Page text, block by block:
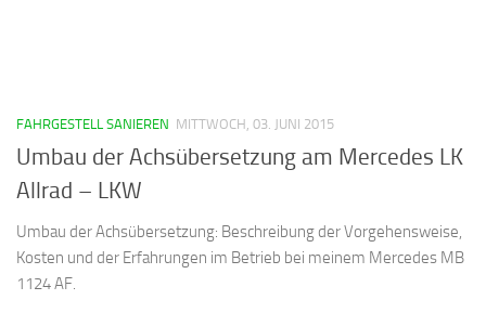
FAHRGESTELL SANIEREN MITTWOCH, 03. JUNI 2015
Umbau der Achsübersetzung am Mercedes LK
Allrad – LKW
Umbau der Achsübersetzung: Beschreibung der Vorgehensweise,
Kosten und der Erfahrungen im Betrieb bei meinem Mercedes MB
1124 AF.